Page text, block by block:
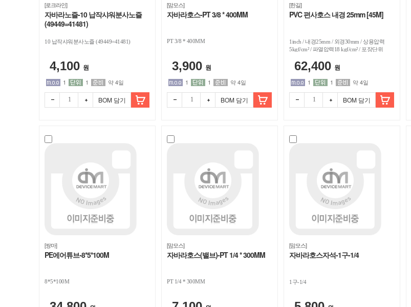
빼기 더하 빼기 더하 빼기 더하
[로크라인]
자바라노즐-10 납작샤워분사노즐
(49449=41481)
10 납작샤워분사노즐 (49449=41481)
4,100 원
1 1 약 4일
BOM 담기
[맘모스]
자바라호스-PT 3/8 * 400MM
PT 3/8 * 400MM
3,900 원
1 1 약 4일
BOM 담기
[한길]
PVC 편사호스 내경 25mm [45M]
1inch / 내경25mm / 외경30mm / 상용압력
5kgf/cm² / 파열압력18 kgf/cm² / 포장단위
62,400 원
1 1 약 4일
BOM 담기
[쌍마]
PE에어튜브-8*5*100M
8*5*100M
[맘모스]
자바라호스(밸브)-PT 1/4 * 300MM
PT 1/4 * 300MM
[맘모스]
자바라호스자석-1구-1/4
1구-1/4